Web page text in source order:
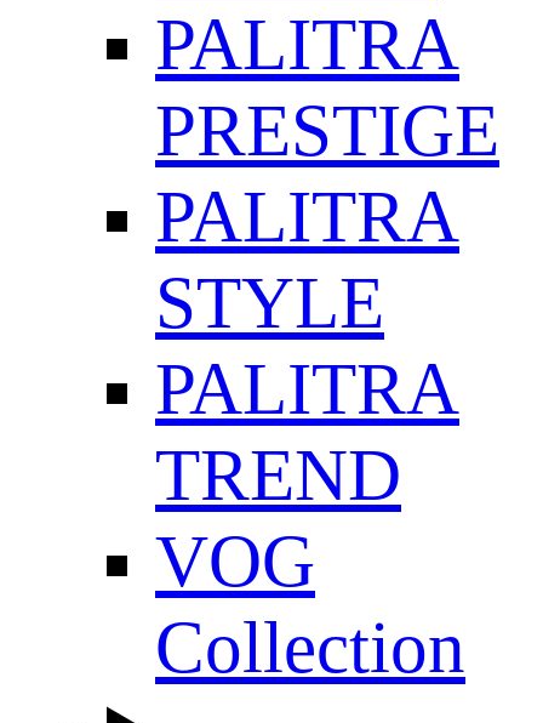
PALITRA
PRESTIGE
PALITRA
STYLE
PALITRA
TREND
VOG
Collection